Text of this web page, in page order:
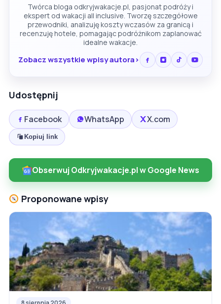
Twórca bloga odkryjwakacje.pl, pasjonat podróży i
ekspert od wakacji all inclusive. Tworzę szczegółowe
przewodniki, analizuję koszty wczasów za granicą i
recenzuję hotele, pomagając podróżnikom zaplanować
idealne wakacje.
Zobacz wszystkie wpisy autora
Udostępnij
Facebook WhatsApp X.com
Kopiuj link
Obserwuj Odkryjwakacje.pl w Google News
Proponowane wpisy